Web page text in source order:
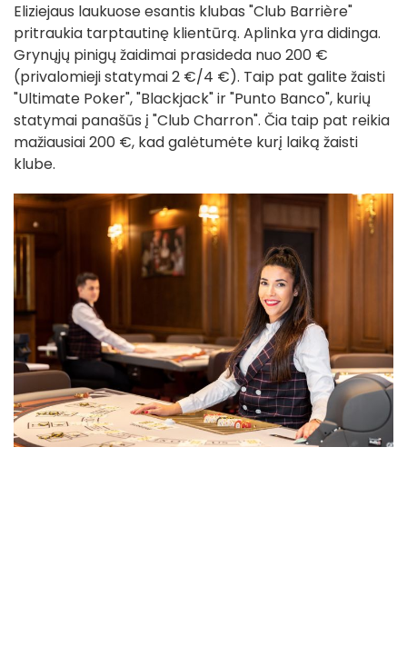
Eliziejaus laukuose esantis klubas "Club Barrière"
pritraukia tarptautinę klientūrą. Aplinka yra didinga.
Grynųjų pinigų žaidimai prasideda nuo 200 €
(privalomieji statymai 2 €/4 €). Taip pat galite žaisti
"Ultimate Poker", "Blackjack" ir "Punto Banco", kurių
statymai panašūs į "Club Charron". Čia taip pat reikia
mažiausiai 200 €, kad galėtumėte kurį laiką žaisti
klube.